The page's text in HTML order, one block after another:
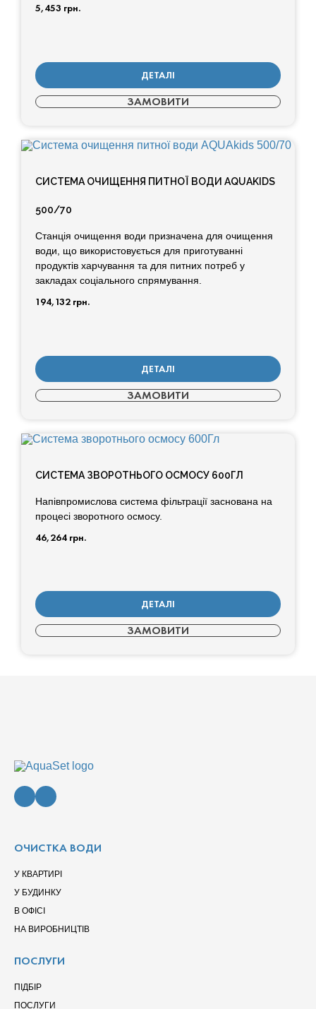
5,453 грн.
ДЕТАЛІ
ЗАМОВИТИ
СИСТЕМА ОЧИЩЕННЯ ПИТНОЇ ВОДИ AQUAKIDS
500/70
Станція очищення води призначена для очищення
води, що використовується для приготуванні
продуктів харчування та для питних потреб у
закладах соціального спрямування.
194,132 грн.
ДЕТАЛІ
ЗАМОВИТИ
СИСТЕМА ЗВОРОТНЬОГО ОСМОСУ 600ГЛ
Напівпромислова система фільтрації заснована на
процесі зворотного осмосу.
46,264 грн.
ДЕТАЛІ
ЗАМОВИТИ
ОЧИСТКА ВОДИ
У КВАРТИРІ
У БУДИНКУ
В ОФІСІ
НА ВИРОБНИЦТІВ
ПОСЛУГИ
ПІДБІР
ПОСЛУГИ